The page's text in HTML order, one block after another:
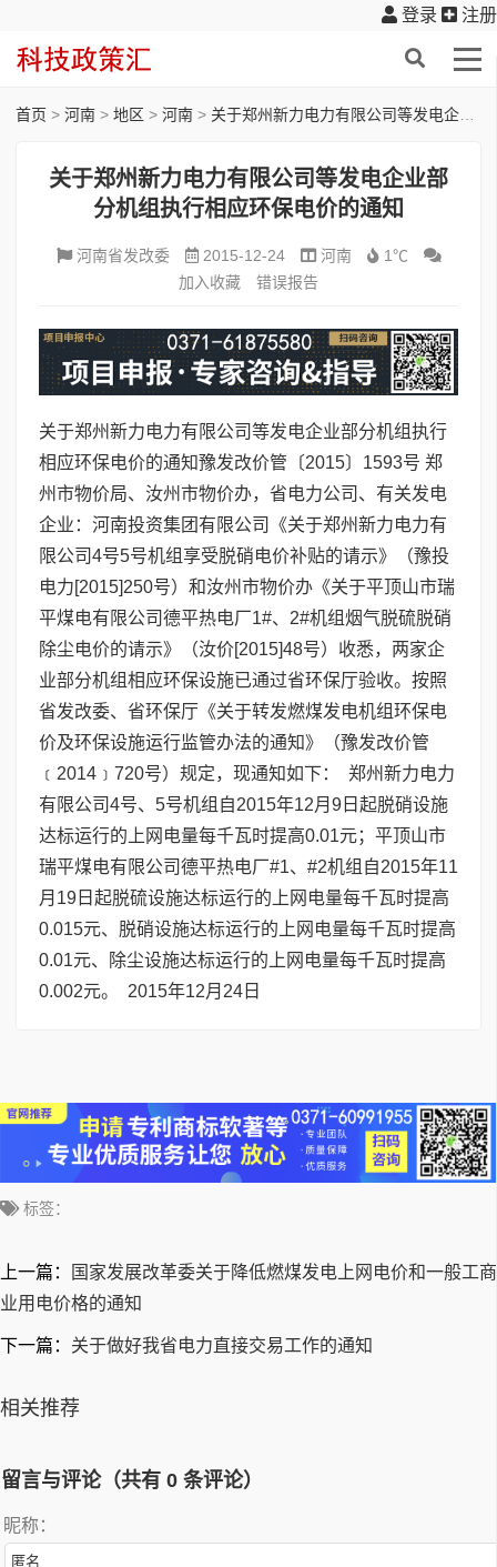
登录 注册
首页 > 河南 > 地区 > 河南 > 关于郑州新力电力有限公司等发电企业部分机组执行相应环保电价的通知
关于郑州新力电力有限公司等发电企业部
分机组执行相应环保电价的通知
河南省发改委 2015-12-24 河南
1℃
加入收藏
错误报告
关于郑州新力电力有限公司等发电企业部分机组执行
相应环保电价的通知豫发改价管〔2015〕1593号 郑
州市物价局、汝州市物价办，省电力公司、有关发电
企业：河南投资集团有限公司《关于郑州新力电力有
限公司4号5号机组享受脱硝电价补贴的请示》（豫投
电力[2015]250号）和汝州市物价办《关于平顶山市瑞
平煤电有限公司德平热电厂1#、2#机组烟气脱硫脱硝
除尘电价的请示》（汝价[2015]48号）收悉，两家企
业部分机组相应环保设施已通过省环保厅验收。按照
省发改委、省环保厅《关于转发燃煤发电机组环保电
价及环保设施运行监管办法的通知》（豫发改价管
﹝2014﹞720号）规定，现通知如下： 郑州新力电力
有限公司4号、5号机组自2015年12月9日起脱硝设施
达标运行的上网电量每千瓦时提高0.01元；平顶山市
瑞平煤电有限公司德平热电厂#1、#2机组自2015年11
月19日起脱硫设施达标运行的上网电量每千瓦时提高
0.015元、脱硝设施达标运行的上网电量每千瓦时提高
0.01元、除尘设施达标运行的上网电量每千瓦时提高
0.002元。 2015年12月24日
标签：
上一篇：
国家发展改革委关于降低燃煤发电上网电价和一般工商
业用电价格的通知
下一篇： 关于做好我省电力直接交易工作的通知
相关推荐
留言与评论（共有 0 条评论）
昵称：